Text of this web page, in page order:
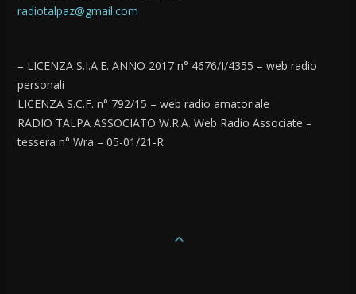
radiotalpaz@gmail.com
– LICENZA S.I.A.E. ANNO 2017 n° 4676/I/4355 – web radio
personali
LICENZA S.C.F. n° 792/15 – web radio amatoriale
RADIO TALPA ASSOCIATO W.R.A. Web Radio Associate –
tessera n° Wra – 05-01/21-R